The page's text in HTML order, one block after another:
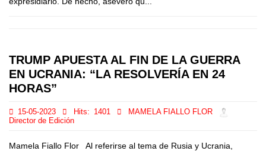
TRUMP APUESTA AL FIN DE LA GUERRA
EN UCRANIA: “LA RESOLVERÍA EN 24
HORAS”
15-05-2023 Hits: 1401
MAMELA FIALLO FLOR
Director de Edición
Mamela Fiallo Flor Al referirse al tema de Rusia y Ucrania,